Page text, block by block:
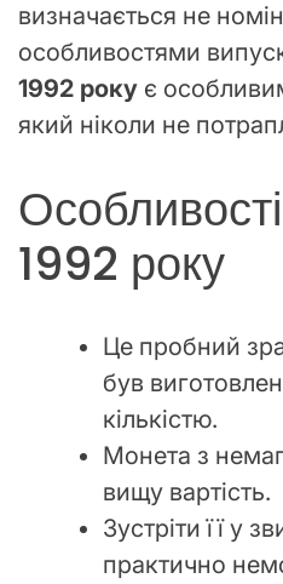
визначається не
особливостями
1992 року є
який ніколи не
1992 року
Це пробний
був
кількістю.
Монета з
вищу вартість.
Зустріти її у
практично